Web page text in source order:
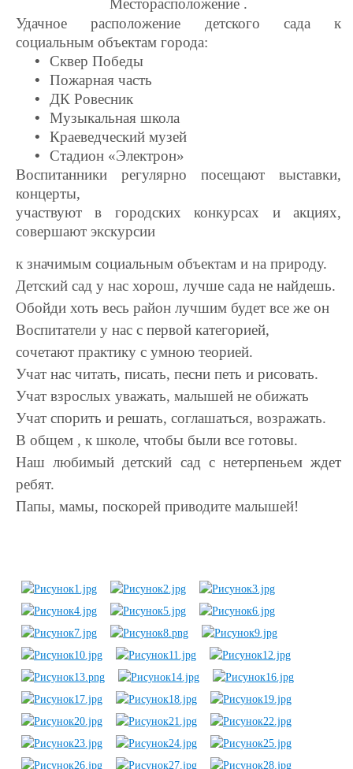
Месторасположение .
Удачное расположение детского сада к
социальным объектам города:
•
Сквер Победы
•
Пожарная часть
•
ДК Ровесник
•
Музыкальная школа
•
Краеведческий музей
•
Стадион «Электрон»
Воспитанники регулярно посещают выставки,
концерты,
участвуют в городских конкурсах и акциях,
совершают экскурсии
к значимым социальным объектам и на природу.
Детский сад у нас хорош, лучше сада не найдешь.
Обойди хоть весь район лучшим будет все же он
Воспитатели у нас с первой категорией,
сочетают практику с умною теорией.
Учат нас читать, писать, песни петь и рисовать.
Учат взрослых уважать, малышей не обижать
Учат спорить и решать, соглашаться, возражать.
В общем , к школе, чтобы были все готовы.
Наш любимый детский сад с нетерпеньем ждет
ребят.
Папы, мамы, поскорей приводите малышей!